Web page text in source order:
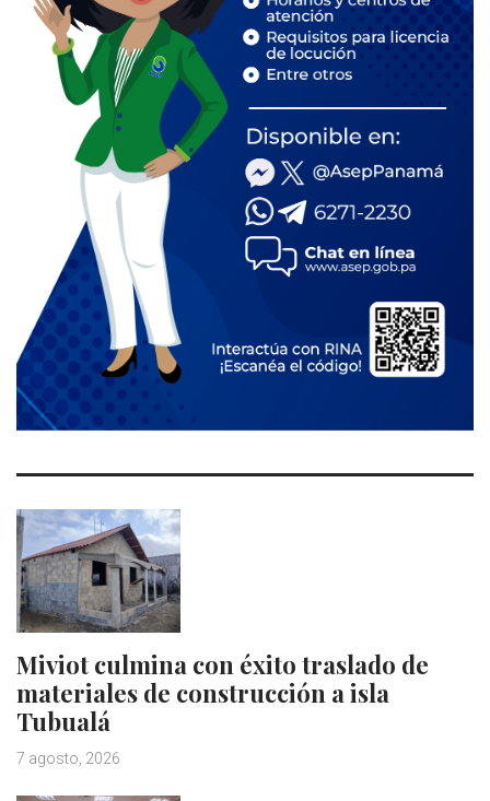
Miviot culmina con éxito traslado de
materiales de construcción a isla
Tubualá
7 agosto, 2026